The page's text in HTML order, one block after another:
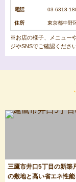
電話 03-6318-
住所 東京都中野
※お店の様子、メニュー
ジやSNSでご確認ください
三鷹市井口5丁目の新築
の敷地と高い省エネ性